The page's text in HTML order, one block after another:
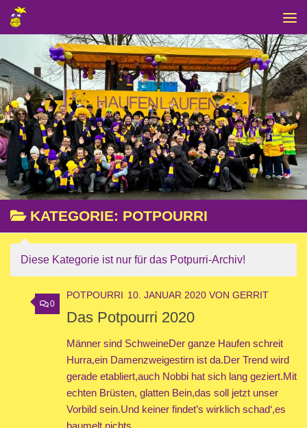
Zum Inhalt springen
KATEGORIE: POTPOURRI
Diese Kategorie ist nur für das Potpurri-Archiv!
0
POTPOURRI 10. JANUAR 2020 VON GERRIT
Das Potpourri 2020
Männer sind SchweineDer ganze Haufen schreit
Hurra,ein Damenzweigestirn ist da.Der Trend wird
gerade etabliert,auch Nobbi hat sich lang geziert.Mit
echten Brüsten, glatten Bein,das soll jetzt unser
Vorbild sein.Und keiner findet’s wirklich schad‘,es
baumelt nichts...